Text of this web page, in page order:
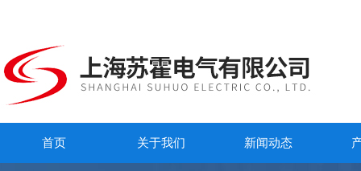
首页 关于我们 新闻动态